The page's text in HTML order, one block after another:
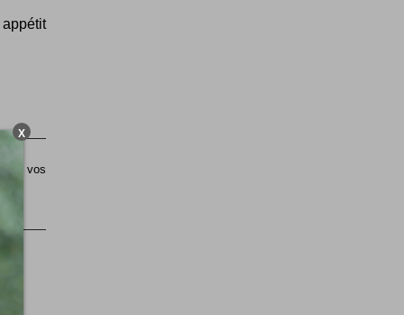
vos
X